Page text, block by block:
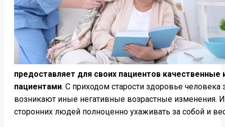
предоставляет для своих пациентов
пациентами. С приходом старости здоровье человека
возникают иные негативные возрастные изменения.
сторонних людей полноценно ухаживать за собой и